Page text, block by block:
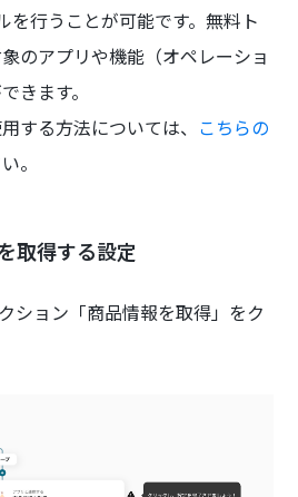
を行うことが可能です。無料ト
のアプリや機能（オペレーショ
きます。
する方法については、 こちらの
。
取得する設定
ション「商品情報を取得」をク